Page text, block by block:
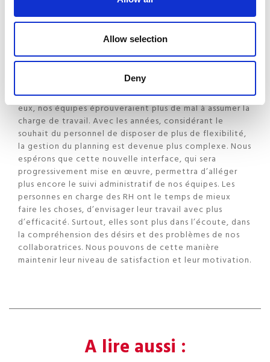
Allow selection
Deny
suivre les aspirations de nos candidates et salariées, de
satisfaire à leurs attentes.
Quels sont les bénéfices, selon vous, de la
Ces outils permettent de mieux faire le travail. Sans
eux, nos équipes éprouveraient plus de mal à assumer la
charge de travail. Avec les années, considérant le
souhait du personnel de disposer de plus de flexibilité,
la gestion du planning est devenue plus complexe. Nous
espérons que cette nouvelle interface, qui sera
progressivement mise en œuvre, permettra d’alléger
plus encore le suivi administratif de nos équipes. Les
personnes en charge des RH ont le temps de mieux
faire les choses, d’envisager leur travail avec plus
d’efficacité. Surtout, elles sont plus dans l’écoute, dans
la compréhension des désirs et des problèmes de nos
collaboratrices. Nous pouvons de cette manière
maintenir leur niveau de satisfaction et leur motivation.
A lire aussi :